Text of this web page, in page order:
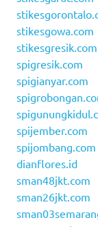
stikesgowa.com
stikesgresik.com
spigresik.com
spigianyar.com
spijember.com
spijombang.com
dianflores.id
sman48jkt.com
sman26jkt.com